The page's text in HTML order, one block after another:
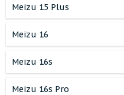
Meizu 15 Plus
Meizu 16
Meizu 16s
Meizu 16s Pro